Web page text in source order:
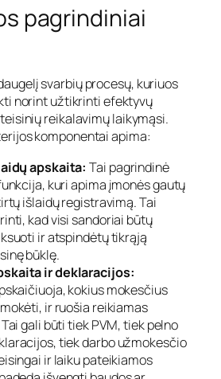
pagrindiniai
svarbių procesų, kuriuos
norint užtikrinti efektyvų
reikalavimų laikymąsi.
komponentai apima:
apskaita: Tai pagrindinė
kuri apima įmonės gautų
išlaidų registravimą. Tai
kad visi sandoriai būtų
ir atspindėtų tikrąją
būklę.
ir deklaracijos:
kokius mokesčius
ir ruošia reikiamas
gali būti tiek PVM, tiek pelno
tiek darbo užmokesčio
ir laiku pateikiamos